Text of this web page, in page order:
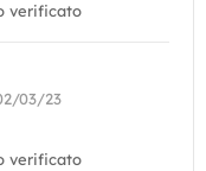
verificato
03/23
verificato